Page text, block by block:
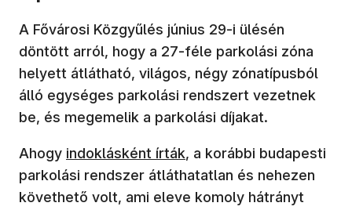
A Fővárosi Közgyűlés június 29-i ülésén
döntött arról, hogy a 27-féle parkolási zóna
helyett átlátható, világos, négy zónatípusból
álló egységes parkolási rendszert vezetnek
be, és megemelik a parkolási díjakat.
Ahogy (új ablakban nyílik meg)
indoklásként írták, a korábbi budapesti
parkolási rendszer átláthatatlan és nehezen
követhető volt, ami eleve komoly hátrányt